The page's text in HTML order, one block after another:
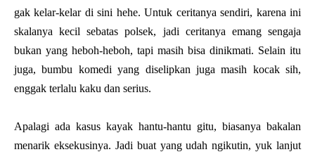
gak kelar-kelar di sini hehe. Untuk ceritanya sendiri, karena ini
skalanya kecil sebatas polsek, jadi ceritanya emang sengaja
bukan yang heboh-heboh, tapi masih bisa dinikmati. Selain itu
juga, bumbu komedi yang diselipkan juga masih kocak sih,
enggak terlalu kaku dan serius.
Apalagi ada kasus kayak hantu-hantu gitu, biasanya bakalan
menarik eksekusinya. Jadi buat yang udah ngikutin, yuk lanjut